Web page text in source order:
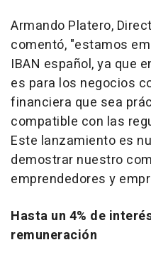
Armando Platero,
comentó, "estamos
IBAN español, ya que
es para los negocios
financiera que sea
compatible con las
Este lanzamiento es
demostrar nuestro
emprendedores y
Hasta un 4% de
remuneración